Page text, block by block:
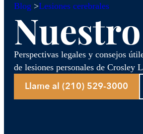
Blog >Lesiones cerebrales
Perspectivas legales y consejos
de lesiones personales de Crosley
Llame al (210) 529-3000